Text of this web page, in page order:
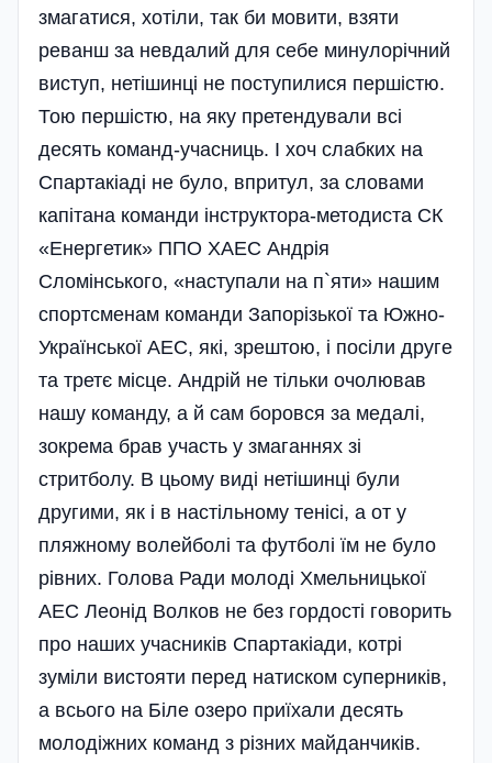
змагатися, хотіли, так би мовити, взяти
реванш за невдалий для себе минулорічний
виступ, нетішинці не поступилися першістю.
Тою першістю, на яку претендували всі
десять команд-учасниць. І хоч слабких на
Спартакіаді не було, впритул, за словами
капітана команди інструктора-методиста СК
«Енергетик» ППО ХАЕС Андрія
Сломінського, «наступали на п`яти» нашим
спортсменам команди Запорізької та Южно-
Української АЕС, які, зрештою, і посіли друге
та третє місце. Андрій не тільки очолював
нашу команду, а й сам боровся за медалі,
зокрема брав участь у змаганнях зі
стритболу. В цьому виді нетішинці були
другими, як і в настільному тенісі, а от у
пляжному волейболі та футболі їм не було
рівних. Голова Ради молоді Хмельницької
АЕС Леонід Волков не без гордості говорить
про наших учасників Спартакіади, котрі
зуміли вистояти перед натиском суперників,
а всього на Біле озеро приїхали десять
молодіжних команд з різних майданчиків.